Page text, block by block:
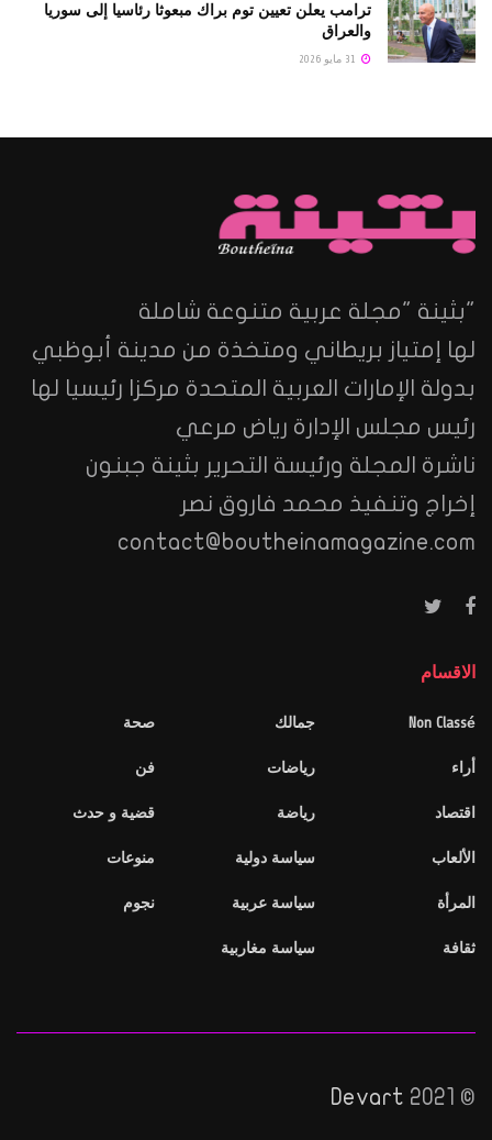
ترامب يعلن تعيين توم براك مبعوثا رئاسيا إلى سوريا
والعراق
"بثينة "مجلة عربية متنوعة شاملة
لها إمتياز بريطاني ومتخذة من مدينة أبوظبي
بدولة الإمارات العربية المتحدة مركزا رئيسيا لها
رئيس مجلس الإدارة رياض مرعي
ناشرة المجلة ورئيسة التحرير بثينة جبنون
إخراج وتنفيذ محمد فاروق نصر
contact@boutheinamagazine.com
الاقسام
Non Classé
أراء
اقتصاد
الألعاب
المرأة
ثقافة
جمالك
رياضات
رياضة
سياسة دولية
سياسة عربية
سياسة مغاربية
صحة
فن
قضية و حدث
منوعات
نجوم
© 2021
Devart